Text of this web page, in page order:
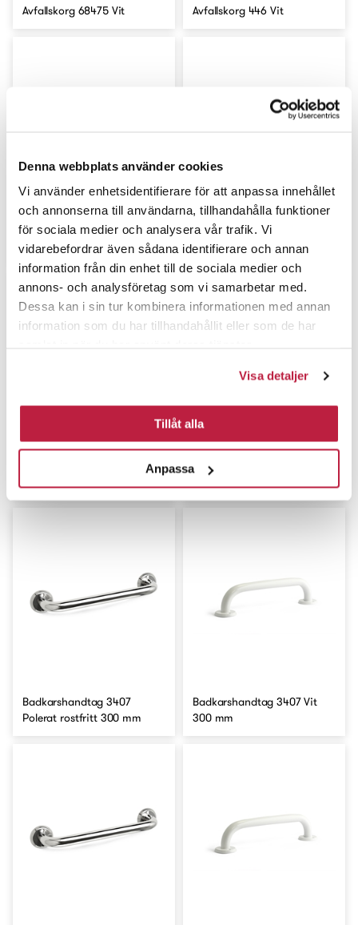
Denna webbplats använder cookies
Vi använder enhetsidentifierare för att anpassa innehållet
och annonserna till användarna, tillhandahålla funktioner
för sociala medier och analysera vår trafik. Vi
vidarebefordrar även sådana identifierare och annan
information från din enhet till de sociala medier och
annons- och analysföretag som vi samarbetar med.
Dessa kan i sin tur kombinera informationen med annan
information som du har tillhandahållit eller som de har
Visa detaljer
Tillåt alla
Anpassa
Avfallskorg 68475 Vit Avfallskorg 446 Vit
Badkarsbro Lobelia Krom Badkarsbro Lobelia Svart
Badkarshandtag 3407 Svart
Badkarshandtag 3407 Svart
Badkarshandtag 3407
Polerat rostfritt 300 mm
Badkarshandtag 3407 Vit
300 mm